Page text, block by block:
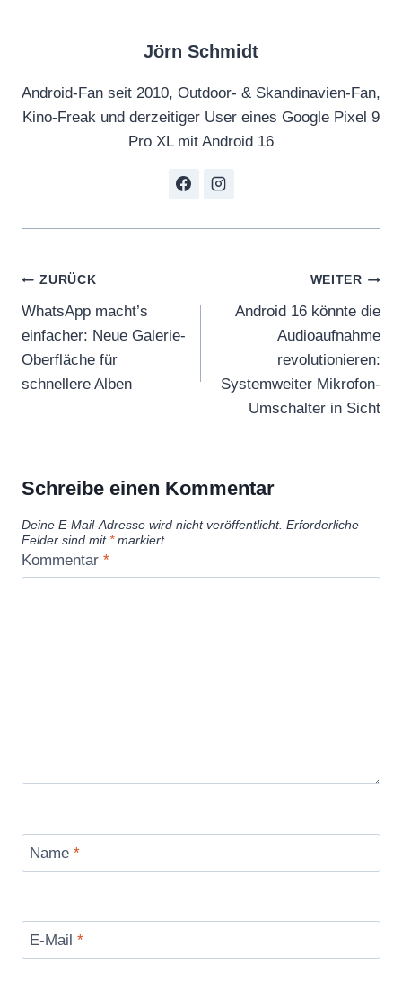
Jörn Schmidt
Android-Fan seit 2010, Outdoor- & Skandinavien-Fan,
Kino-Freak und derzeitiger User eines Google Pixel 9
Pro XL mit Android 16
Beitragsnavigation
ZURÜCK
WhatsApp macht’s
einfacher: Neue Galerie-
Oberfläche für
schnellere Alben
WEITER
Android 16 könnte die
Audioaufnahme
revolutionieren:
Systemweiter Mikrofon-
Umschalter in Sicht
Schreibe einen Kommentar
Deine E-Mail-Adresse wird nicht veröffentlicht. Erforderliche
Felder sind mit *markiert
Kommentar *
Name *
E-Mail *